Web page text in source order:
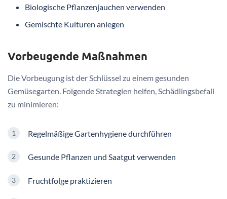
Biologische Pflanzenjauchen verwenden
Gemischte Kulturen anlegen
Vorbeugende Maßnahmen
Die Vorbeugung ist der Schlüssel zu einem gesunden
Gemüsegarten. Folgende Strategien helfen, Schädlingsbefall
zu minimieren:
Regelmäßige Gartenhygiene durchführen
Gesunde Pflanzen und Saatgut verwenden
Fruchtfolge praktizieren